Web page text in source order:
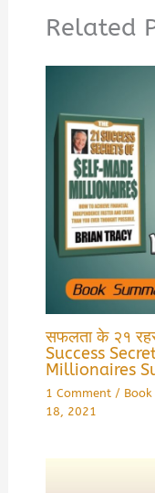
Related
सफलता के २१
Success
Millionaires
1 Comment /
18, 2021